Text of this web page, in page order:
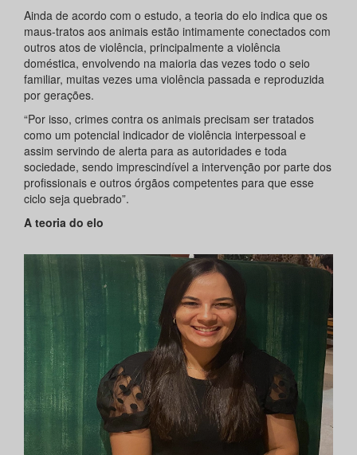
Ainda de acordo com o estudo, a teoria do elo indica que os
maus-tratos aos animais estão intimamente conectados com
outros atos de violência, principalmente a violência
doméstica, envolvendo na maioria das vezes todo o seio
familiar, muitas vezes uma violência passada e reproduzida
por gerações.
“Por isso, crimes contra os animais precisam ser tratados
como um potencial indicador de violência interpessoal e
assim servindo de alerta para as autoridades e toda
sociedade, sendo imprescindível a intervenção por parte dos
profissionais e outros órgãos competentes para que esse
ciclo seja quebrado”.
A teoria do elo